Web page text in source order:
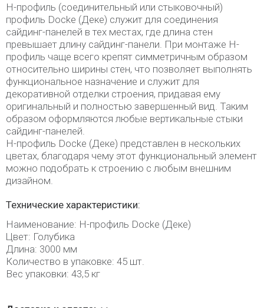
H-профиль (соединительный или стыковочный)
профиль Docke (Деке) служит для соединения
сайдинг-панелей в тех местах, где длина стен
превышает длину сайдинг-панели. При монтаже H-
профиль чаще всего крепят симметричным образом
относительно ширины стен, что позволяет выполнять
функциональное назначение и служит для
декоративной отделки строения, придавая ему
оригинальный и полностью завершенный вид. Таким
образом оформляются любые вертикальные стыки
сайдинг-панелей.
H-профиль Docke (Деке) представлен в нескольких
цветах, благодаря чему этот функциональный элемент
можно подобрать к строению с любым внешним
дизайном.
Технические характеристики:
Наименование: H-профиль Docke (Деке)
Цвет: Голубика
Длина: 3000 мм
Количество в упаковке: 45 шт.
Вес упаковки: 43,5 кг